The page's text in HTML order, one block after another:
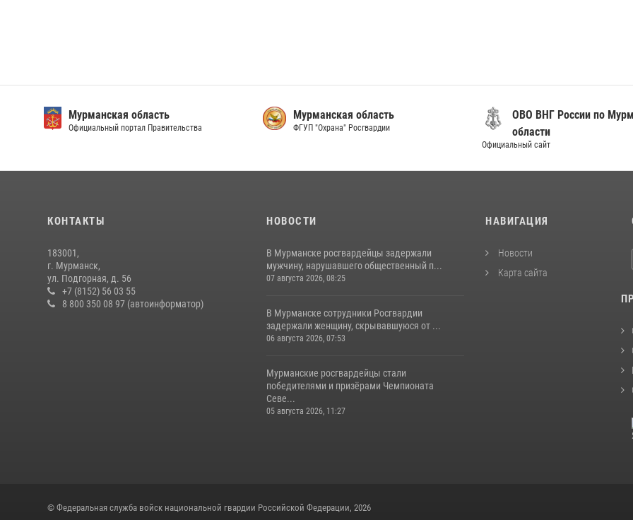
Мурманская область
Официальный портал Правительства
Мурманская область
ФГУП "Охрана" Росгвардии
ОВО ВНГ России по
области
Официальный сайт
КОНТАКТЫ
183001,
г. Мурманск,
ул. Подгорная, д. 56
+7 (8152) 56 03 55
8 800 350 08 97 (автоинформатор)
НОВОСТИ
В Мурманске росгвардейцы задержали
мужчину, нарушавшего общественный п...
07 августа 2026, 08:25
В Мурманске сотрудники Росгвардии
задержали женщину, скрывавшуюся от ...
06 августа 2026, 07:53
Мурманские росгвардейцы стали
победителями и призёрами Чемпионата
Севе...
05 августа 2026, 11:27
НАВИГАЦИЯ
Новости
Карта сайта
© Федеральная служба войск национальной гвардии Российской Федерации, 2026